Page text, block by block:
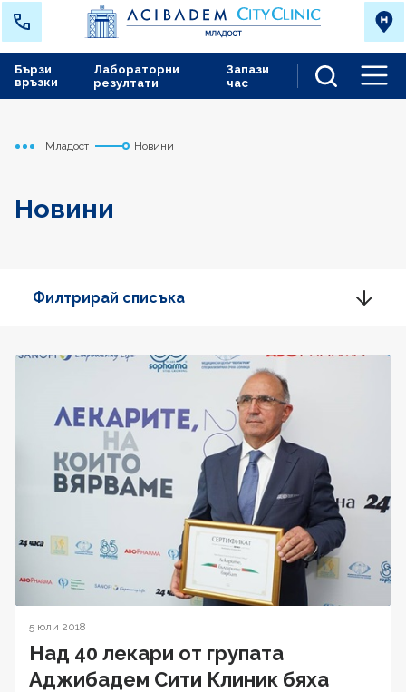
Лабораторни
резултати
Запази
час
Бързи
връзки
Начало
Младост Новини
Новини
Филтрирай списъка
5 юли 2018
Над 40 лекари от групата
Аджибадем Сити Клиник бяха